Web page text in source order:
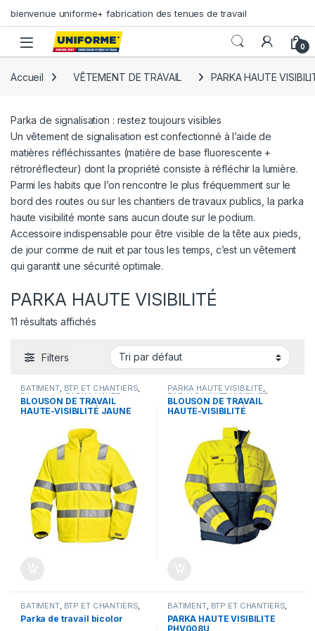
bienvenue uniforme+ fabrication des tenues de travail
0
Accueil VÊTEMENT DE TRAVAIL PARKA HAUTE
Parka de signalisation : restez toujours visibles
Un vêtement de signalisation est confectionné à l’aide de
matières réfléchissantes (matière de base fluorescente +
rétroréflecteur) dont la propriété consiste à réfléchir la lumière.
Parmi les habits que l’on rencontre le plus fréquemment sur le
bord des routes ou sur les chantiers de travaux publics, la parka
haute visibilité monte sans aucun doute sur le podium.
Accessoire indispensable pour être visible de la tête aux pieds,
de jour comme de nuit et par tous les temps, c’est un vêtement
qui garantit une sécurité optimale.
PARKA HAUTE VISIBILITÉ
11 résultats affichés
Filters
BÂTIMENT, BTP ET CHANTIERS,
Dépanneur, PARKA HAUTE
VISIBILITÉ, PARKAS HAUTE
VISIBILITÉ
BLOUSON DE TRAVAIL
HAUTE-VISIBILITÉ JAUNE
PARKA HAUTE VISIBILITÉ,
PARKAS HAUTE VISIBILITÉ
BLOUSON DE TRAVAIL
HAUTE-VISIBILITÉ
BÂTIMENT, BTP ET CHANTIERS,
Carreleur Couvreur - zingueur
HAUTE VISIBILITÉ, Maçon,
Parka de travail bicolor
BÂTIMENT, BTP ET CHANTIERS,
Dépanneur,PARKA HAUTE
VISIBILITÉ,PARKAS HAUTE
VISIBILITÉ,
PARKA HAUTE VISIBILITÉ
PHV008U